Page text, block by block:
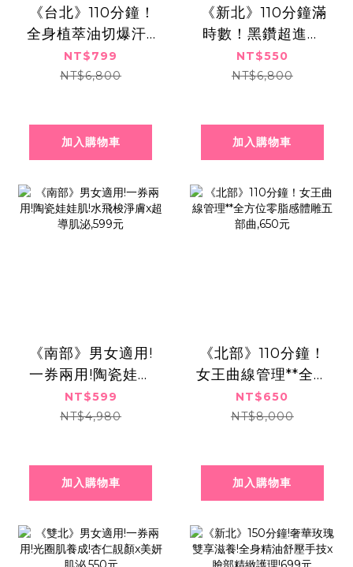
​​ ​《台北》110分鐘！
全身植萃油切爆汗x
玫瑰岩鹽代謝排水,
共兩次799元
NT$799
NT$6,800
加入購物車
​​ ​《新北》110分鐘滿
時數！黑鑽超進化
爆水亮肌養膚課
程,550元
NT$550
NT$6,800
加入購物車
《南部》男女適用!
一券兩用!陶瓷娃娃
肌!水飛梭淨膚x超導
肌泌,599元
NT$599
NT$4,980
加入購物車
《北部》110分鐘！
女王曲線管理**全方
位零脂感體雕五部
曲,650元
NT$650
NT$8,000
加入購物車